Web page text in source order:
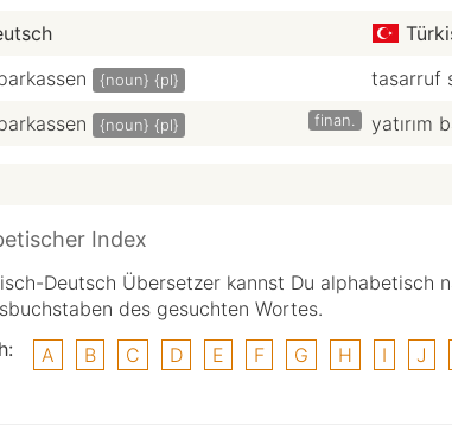
{noun} {pl} tasarruf
{noun} {pl} finan. yatırım
Index
Deutsch Übersetzer kannst Du
des gesuchten Wortes.
A B C D E F G H I J